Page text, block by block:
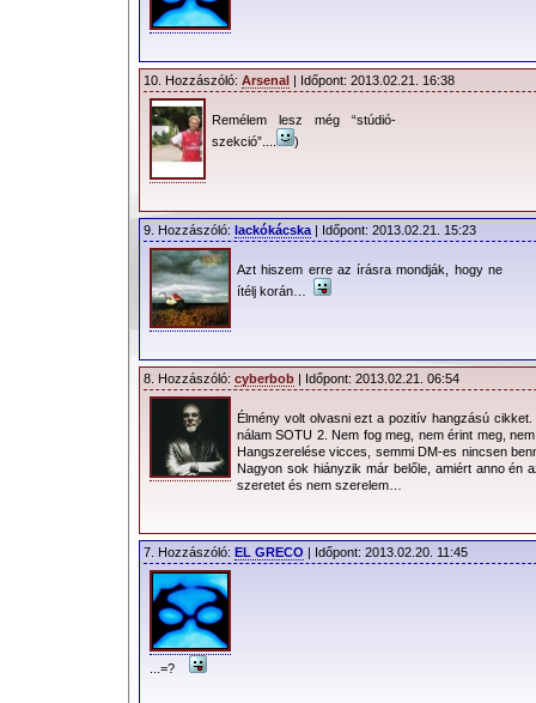
A dalt megelőzően, a
hozzám is eljutott
részletek alapján, ismét
szomorúan vártam az új
albumot, mert azok egy
SOTU 2 hangzású dalt
vetítettek előre. Ez
persze sokak számára
jelenthetett volna jót is. Nem
albumok nem a szívem csücskei. Sok-
kidolgozottsággal, mint azt sokan
hangsúlyozni, hogy ez a személyes
a dM 3. korszaka máig fertőzi a fiatal
millió hallgatót. Ma
rímszerkezetben is hűen tükrözni
Titeket is jobban elgondolkodtat majd
Amikor jött a dal,
rozsdás kés döfésével
talált szíven. Már az első
10. Hozzászóló: Arsenal | Időpont: 2013.02.21. 16:38
Remélem lesz még “stúdió-
szekció”....
)
9. Hozzászóló: lackókácska | Időpont: 2013.02.21. 15:23
Azt hiszem erre az írásra mondják, hogy ne
ítélj korán…
8. Hozzászóló: cyberbob | Időpont: 2013.02.21. 06:54
Élmény volt olvasni ezt a pozitív hangzású
nálam SOTU 2. Nem fog meg, nem érint meg,
Hangszerelése vicces, semmi DM-es nincsen
Nagyon sok hiányzik már belőle, amiért anno
szeretet és nem szerelem…
7. Hozzászóló: EL GRECO | Időpont: 2013.02.20. 11:45
...=?